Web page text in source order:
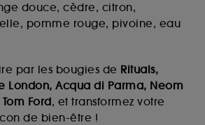
douce, cèdre, citron,
pomme rouge, pivoine, eau
par les bougies de Rituals,
London, Acqua di Parma, Neom
Ford, et transformez votre
de bien-être !